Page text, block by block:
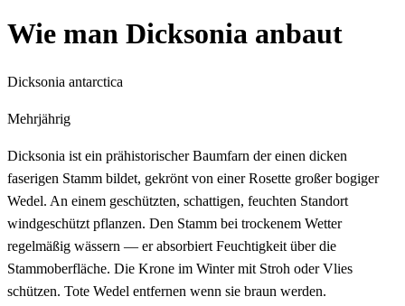
Wie man Dicksonia anbaut
Dicksonia antarctica
Mehrjährig
Dicksonia ist ein prähistorischer Baumfarn der einen dicken
faserigen Stamm bildet, gekrönt von einer Rosette großer bogiger
Wedel. An einem geschützten, schattigen, feuchten Standort
windgeschützt pflanzen. Den Stamm bei trockenem Wetter
regelmäßig wässern — er absorbiert Feuchtigkeit über die
Stammoberfläche. Die Krone im Winter mit Stroh oder Vlies
schützen. Tote Wedel entfernen wenn sie braun werden.